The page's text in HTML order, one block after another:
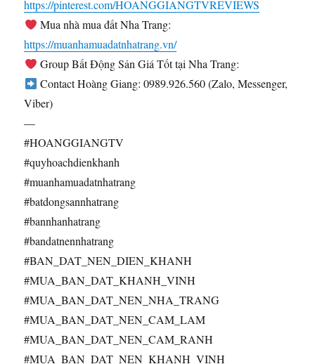
https://pinterest.com/HOANGGIANGTVREVIEWS
Mua nhà mua đất Nha Trang:
https://muanhamuadatnhatrang.vn/
Group Bất Động Sản Giá Tốt tại Nha Trang:
Contact Hoàng Giang: 0989.926.560 (Zalo, Messenger,
Viber)
—
#HOANGGIANGTV
#quyhoachdienkhanh
#muanhamuadatnhatrang
#batdongsannhatrang
#bannhanhatrang
#bandatnennhatrang
#BAN_DAT_NEN_DIEN_KHANH
#MUA_BAN_DAT_KHANH_VINH
#MUA_BAN_DAT_NEN_NHA_TRANG
#MUA_BAN_DAT_NEN_CAM_LAM
#MUA_BAN_DAT_NEN_CAM_RANH
#MUA_BAN_DAT_NEN_KHANH_VINH